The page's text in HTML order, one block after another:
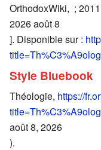
OrthodoxWiki, ;
2026 août 8
]. Disponible sur :
Style Bluebook
Théologie, https://
août 8, 2026
).